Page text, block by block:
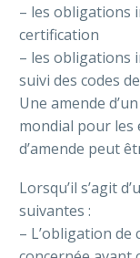
– les obligations
certification
– les obligations
suivi des codes
Une amende
mondial pour les
d’amende peut
Lorsqu’il s’agit
suivantes :
– L’obligation